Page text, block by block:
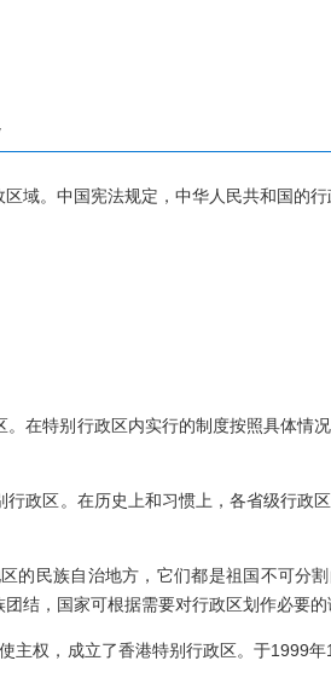
。中国宪法规定，中华人民共和国的行
在特别行政区内实行的制度按照具体情
区。在历史上和习惯上，各省级行政
民族自治地方，它们都是祖国不可分
结，国家可根据需要对行政区划作必要的
权，成立了香港特别行政区。于1999年